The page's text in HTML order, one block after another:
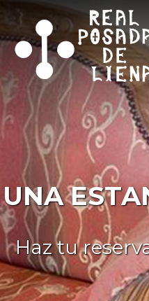
UNA
Haz tu